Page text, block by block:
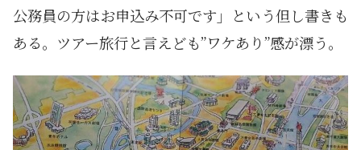
公務員の方はお申込み不可です」という但し書きも
ある。ツアー旅行と言えども”ワケあり”感が漂う。